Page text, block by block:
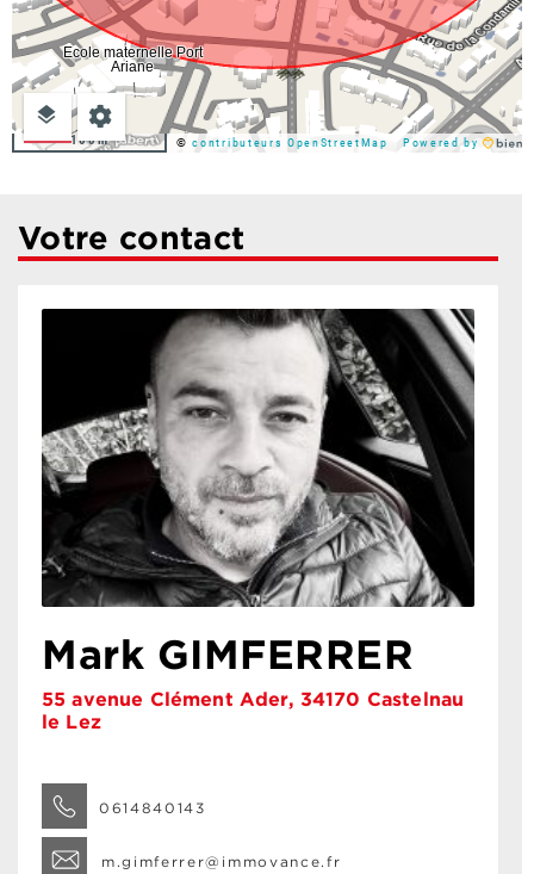
100m ©contributeurs OpenStreetMap Powered by
Votre contact
Mark GIMFERRER
55 avenue Clément Ader, 34170 Castelnau
le Lez
0614840143
m.gimferrer@immovance.fr